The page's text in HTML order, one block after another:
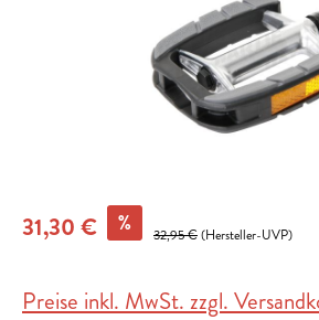
31,30 € % 32,95 €(Hersteller-UVP)
Preise inkl. MwSt. zzgl.